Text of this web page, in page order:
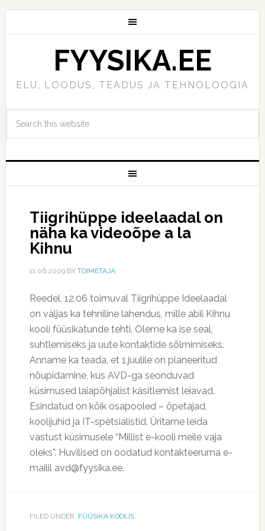
FYYSIKA.EE
ELU, LOODUS, TEADUS JA TEHNOLOOGIA
Tiigrihüppe ideelaadal on
näha ka videoõpe a la
Kihnu
11.06.2009BY TOIMETAJA
Reedel, 12.06 toimuval Tiigrihüppe Ideelaadal
on väljas ka tehniline lahendus, mille abil Kihnu
kooli füüsikatunde tehti. Oleme ka ise seal,
suhtlemiseks ja uute kontaktide sõlmimiseks.
Anname ka teada, et 1.juulile on planeeritud
nõupidamine, kus AVD-ga seonduvad
küsimused laiapõhjalist käsitlemist leiavad.
Esindatud on kõik osapooled – õpetajad,
koolijuhid ja IT-spetsialistid. Üritame leida
vastust küsimusele “Millist e-kooli meile vaja
oleks”. Huvilised on oodatud kontakteeruma e-
mailil avd@fyysika.ee.
FILED UNDER: FÜÜSIKA KOOLIS